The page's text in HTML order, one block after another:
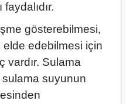
gösterebilmesi,
edebilmesi için
vardır. Sulama
sulama suyunun